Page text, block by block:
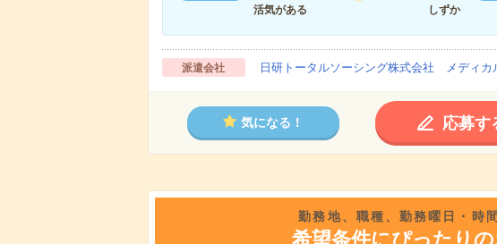
活気がある
しずか
派遣会社 日研トータルソーシング株式会社 メディカ
気になる！ 応募す
勤務地、職種、勤務曜日・時
希望条件にぴったり